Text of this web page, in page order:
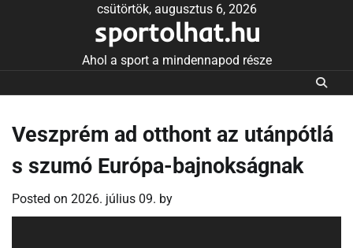
csütörtök, augusztus 6, 2026
sportolhat.hu
Ahol a sport a mindennapod része
Veszprém ad otthont az utánpótlá
s szumó Európa-bajnokságnak
Posted on 2026. július 09. by